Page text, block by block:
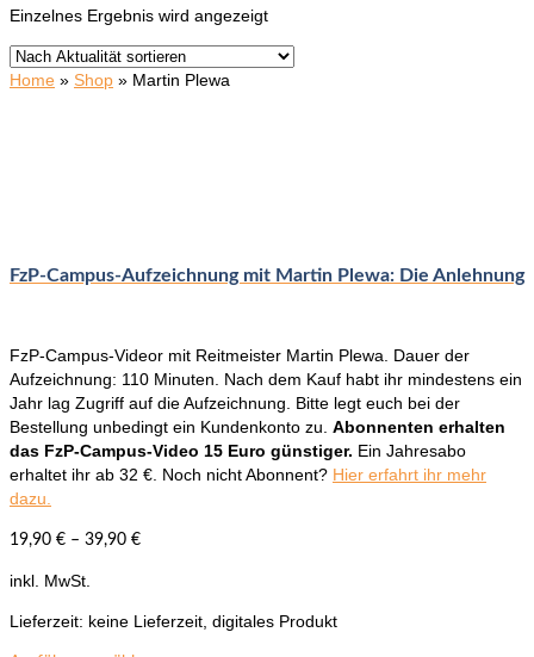
Einzelnes Ergebnis wird angezeigt
Home » Shop » Martin Plewa
FzP-Campus-Aufzeichnung mit Martin Plewa: Die Anlehnung
FzP-Campus-Videor mit Reitmeister Martin Plewa. Dauer der
Aufzeichnung: 110 Minuten. Nach dem Kauf habt ihr mindestens ein
Jahr lag Zugriff auf die Aufzeichnung. Bitte legt euch bei der
Bestellung unbedingt ein Kundenkonto zu. Abonnenten erhalten
das FzP-Campus-Video 15 Euro günstiger. Ein Jahresabo
erhaltet ihr ab 32 €. Noch nicht Abonnent? Hier erfahrt ihr mehr
dazu.
19,90 € – 39,90 €
inkl. MwSt.
Lieferzeit: keine Lieferzeit, digitales Produkt